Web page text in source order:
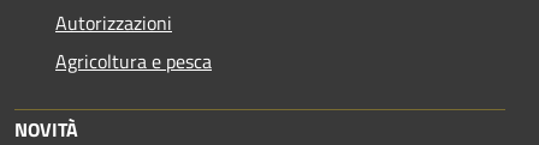
Autorizzazioni
Agricoltura e pesca
NOVITÀ